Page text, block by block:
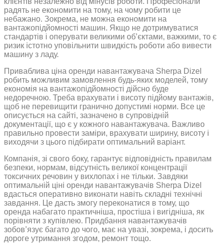
радять не економити на тому, на чому робити це
небажано. Зокрема, не можна економити на
вантажопідйомності машин. Якщо не дотримуватися
стандартів і оперувати великими об’єктами, важкими, то є
ризик істотно уповільнити швидкість роботи або вивести
машину з ладу.
Приваблива ціна оренди навантажувача Sherpa Dizel
робить можливим замовлення будь-яких моделей, тому
економія на вантажопідйомності дійсно буде
недоречною. Треба врахувати і висоту підйому вантажів,
щоб не перевищити гранично допустимі норми. Все це
описується на сайті, зазначено в супровідній
документації, що є у кожного навантажувача. Важливо
правильно провести заміри, врахувати ширину, висоту і
виходячи з цього підбирати оптимальний варіант.
Компанія, зі свого боку, гарантує відповідність правилам
безпеки, нормам, відсутність великої концентрації
токсичних речовин у вихлопах і не тільки. Завдяки
оптимальній ціні оренди навантажувачів Sherpa Dizel
вдасться оперативно виконати навіть складні технічні
завдання. Це дасть змогу переконатися в тому, що
оренда набагато практичніша, простіша і вигідніша, як
порівняти з купівлею. Придбання навантажувачів
зобов’язує багато до чого, має на увазі, зокрема, і досить
дороге утримання згодом, ремонт тощо.